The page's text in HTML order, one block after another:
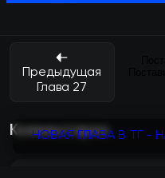
Предыдущая
Глава 27
Комментарии
НОВАЯ ГЛАВА В ТГ -